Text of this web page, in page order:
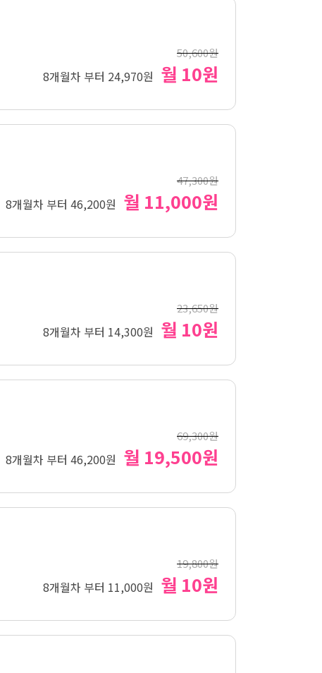
50,600원
8개월차 부터 24,970원 월 10원
47,300원
8개월차 부터 46,200원 월 11,000원
23,650원
8개월차 부터 14,300원 월 10원
69,300원
8개월차 부터 46,200원 월 19,500원
19,800원
8개월차 부터 11,000원 월 10원